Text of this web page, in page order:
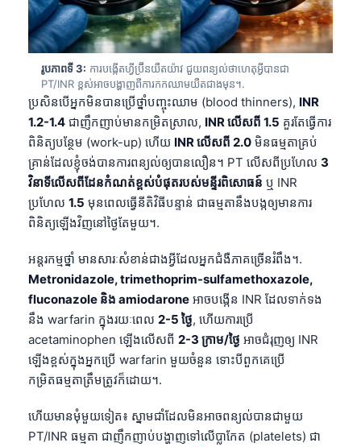
រូបភាពទី 3: ការបង្កើតហ្វីប្រ៊ីនយឺតយ៉ាវ ជួយពន្យល់ថាហេតុអ្វីបានជា
PT/INR ខ្ពស់អាចបង្ហាញពីការកកឈាមយឺតជាងមុន។.
ប្រសិនបើអ្នកមិនបានប្រើថ្នាំបញ្ចុះឈាម (blood thinners), INR
1.2-1.4 ជាញឹកញាប់មានកម្រិតស្រាល, INR លើសពី 1.5 គួរតែធ្វើការ
ពិនិត្យបន្ថែម (work-up) ហើយ INR លើសពី 2.0 មិនធម្មតាគ្រប់
គ្រាន់ដែលខ្ញុំចង់បានការពន្យល់ឲ្យបានលឿន។ PT លើសពីប្រហែល 3
វិនាទីលើសពីដែនកំណត់ខ្ពស់បំផុតរបស់មន្ទីរពិសោធន៍ ឬ INR
ប្រហែល 1.5 មុនពេលធ្វើនីតិវិធីបន្ទាន់ ជាធម្មតានឹងបង្កឲ្យមានការ
ពិនិត្យឡើងវិញនៅថ្ងៃតែមួយ។.
អន្តរកម្មថ្នាំ មានសារៈសំខាន់ជាងអ្វីដែលអ្នកជំងឺភាគច្រើនរំពឹង។.
Metronidazole, trimethoprim-sulfamethoxazole,
fluconazole និង amiodarone អាចបង្កើន INR ដែលទាក់ទង
នឹង warfarin ក្នុងរយៈពេល 2-5 ថ្ងៃ, ហើយការប្រើ
acetaminophen ឡើងលើសពី 2-3 ក្រាម/ថ្ងៃ អាចជំរុញឲ្យ INR
ឡើងខ្ពស់ក្នុងអ្នកប្រើ warfarin មួយចំនួន ទោះបីពួកគេប្រើ
កម្រិតធម្មតាត្រឹមត្រូវក៏ដោយ។.
ហើយមានមុំមួយទៀត៖ ស្នាមជាំដែលមិនអាចពន្យល់បានជាមួយ
PT/INR ធម្មតា ជាញឹកញាប់បង្ហាញទៅលើប្លាកែត (platelets) ជា